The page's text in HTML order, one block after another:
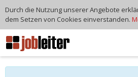
Durch die Nutzung unserer Angebote
dem Setzen von Cookies einverstanden.